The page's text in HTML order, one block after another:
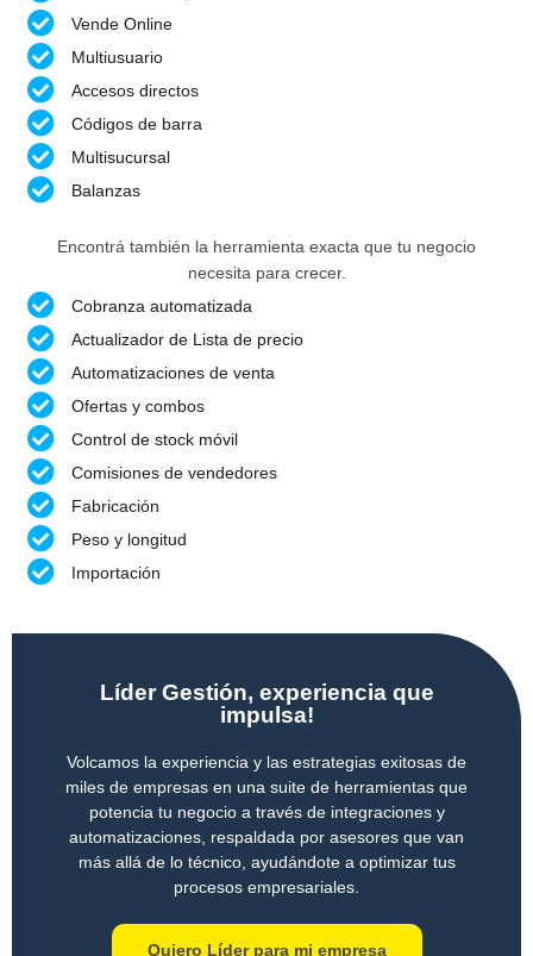
Vende Online
Multiusuario
Accesos directos
Códigos de barra
Multisucursal
Balanzas
Encontrá también la herramienta exacta que tu negocio
necesita para crecer.
Cobranza automatizada
Actualizador de Lista de precio
Automatizaciones de venta
Ofertas y combos
Control de stock móvil
Comisiones de vendedores
Fabricación
Peso y longitud
Importación
Líder Gestión, experiencia que
impulsa!
Volcamos la experiencia y las estrategias exitosas de
miles de empresas en una suite de herramientas que
potencia tu negocio a través de integraciones y
automatizaciones, respaldada por asesores que van
más allá de lo técnico, ayudándote a optimizar tus
procesos empresariales.
Quiero Líder para mi empresa